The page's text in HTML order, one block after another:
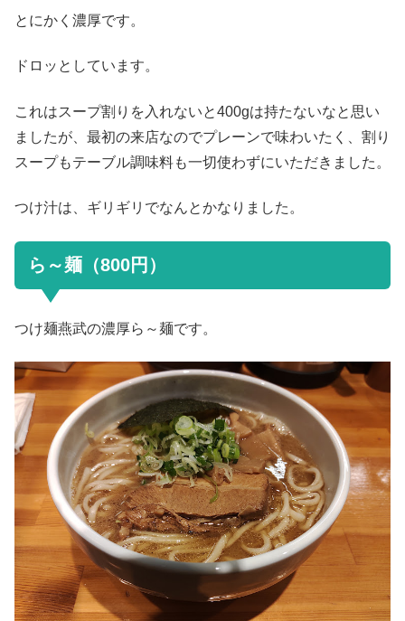
とにかく濃厚です。
ドロッとしています。
これはスープ割りを入れないと400gは持たないなと思い
ましたが、最初の来店なのでプレーンで味わいたく、割り
スープもテーブル調味料も一切使わずにいただきました。
つけ汁は、ギリギリでなんとかなりました。
ら～麺（800円）
つけ麺燕武の濃厚ら～麺です。